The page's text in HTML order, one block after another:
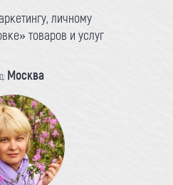
личному
товаров и услуг
Москва